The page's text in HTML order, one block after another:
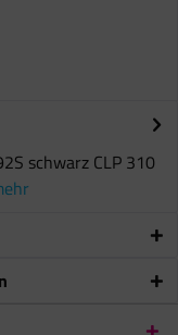
schwarz CLP 310